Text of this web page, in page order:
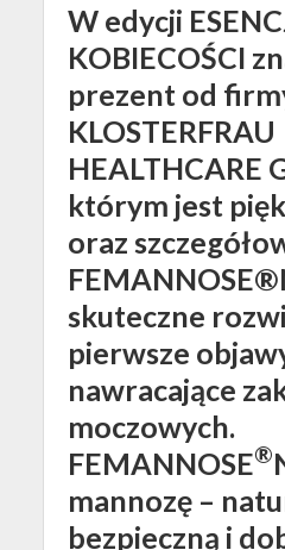
W edycji
KOBIECOŚCI
prezent od
KLOSTERFRAU
HEALTHCARE
którym jest
oraz
skuteczne
pierwsze
nawracające
moczowych.
FEMANNOSE®
mannozę –
bezpieczną i